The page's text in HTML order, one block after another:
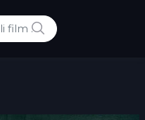
POTRAZI